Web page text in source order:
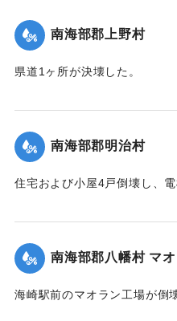
｜固有コード:
南海部郡上野村
県道1ヶ所が決壊した。
｜固有コード:
南海部郡明治村
住宅および小屋4戸倒壊し、
｜固有コード:
南海部郡八幡村 マ
海崎駅前のマオラン工場が倒